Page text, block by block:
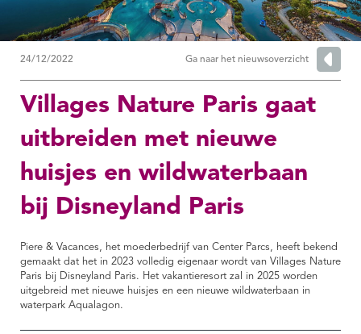
24/12/2022 Ga naar het nieuwsoverzicht
Villages Nature Paris gaat
uitbreiden met nieuwe
huisjes en wildwaterbaan
bij Disneyland Paris
Piere & Vacances, het moederbedrijf van Center Parcs, heeft bekend
gemaakt dat het in 2023 volledig eigenaar wordt van Villages Nature
Paris bij Disneyland Paris. Het vakantieresort zal in 2025 worden
uitgebreid met nieuwe huisjes en een nieuwe wildwaterbaan in
waterpark Aqualagon.